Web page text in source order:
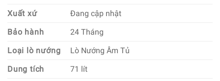
Xuất xứ
Đang cập nhật
Bảo hành
24 Tháng
Loại lò nướng
Lò Nướng Âm Tủ
Dung tích
71 lít